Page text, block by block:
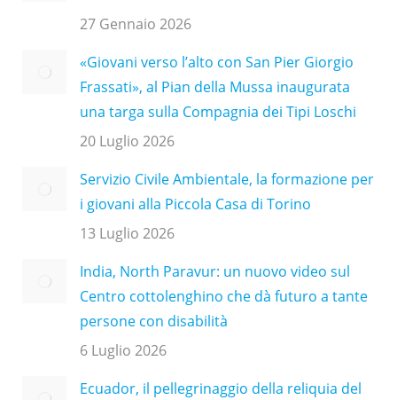
27 Gennaio 2026
«Giovani verso l’alto con San Pier Giorgio
Frassati», al Pian della Mussa inaugurata
una targa sulla Compagnia dei Tipi Loschi
20 Luglio 2026
Servizio Civile Ambientale, la formazione per
i giovani alla Piccola Casa di Torino
13 Luglio 2026
India, North Paravur: un nuovo video sul
Centro cottolenghino che dà futuro a tante
persone con disabilità
6 Luglio 2026
Ecuador, il pellegrinaggio della reliquia del